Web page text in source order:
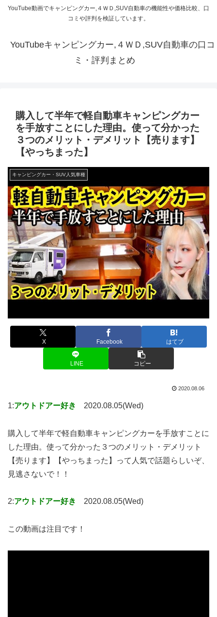
YouTube動画でキャンピングカー,４ＷＤ,SUV自動車の機能性や価格比較、口
コミや評判を検証しています。
YouTubeキャンピングカー,４ＷＤ,SUV自動車の口コ
ミ・評判まとめ
購入して半年で軽自動車キャンピングカー
を手放すことにした理由。使って分かった
３つのメリット・デメリット【売ります】
【やっちまった】
キャンピングカー・SUV人気車種
X Facebook はてブ
LINE コピー
2020.08.06
1:アウトドアー好き 2020.08.05(Wed)
購入して半年で軽自動車キャンピングカーを手放すことに
した理由。使って分かった３つのメリット・デメリット
【売ります】【やっちまった】って人気で話題らしいぞ、
見逃さないで！！
2:アウトドアー好き 2020.08.05(Wed)
この動画は注目です！